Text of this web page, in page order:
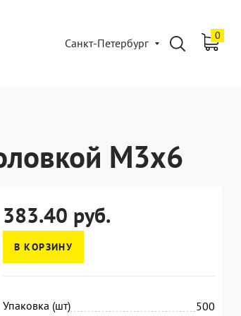
Санкт-Петербург
0
М3х6
383.40 руб.
В КОРЗИНУ
Упаковка (шт) 500